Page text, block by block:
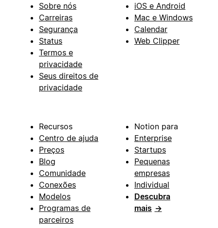
Sobre nós
Carreiras
Segurança
Status
Termos e
privacidade
Seus direitos de
privacidade
iOS e Android
Mac e Windows
Calendar
Web Clipper
Recursos
Centro de ajuda
Preços
Blog
Comunidade
Conexões
Modelos
Programas de
parceiros
Notion para
Enterprise
Startups
Pequenas
empresas
Individual
Descubra
mais →